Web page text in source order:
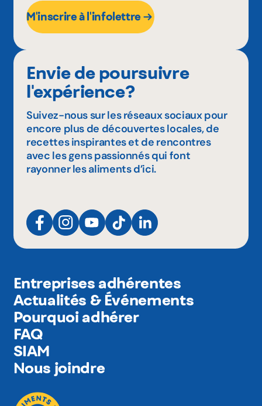
M'inscrire à l'infolettre
Envie de poursuivre
l'expérience?
Suivez-nous sur les réseaux sociaux pour
encore plus de découvertes locales, de
recettes inspirantes et de rencontres
avec les gens passionnés qui font
rayonner les aliments d’ici.
Entreprises adhérentes
Actualités & Événements
Pourquoi adhérer
FAQ
SIAM
Nous joindre